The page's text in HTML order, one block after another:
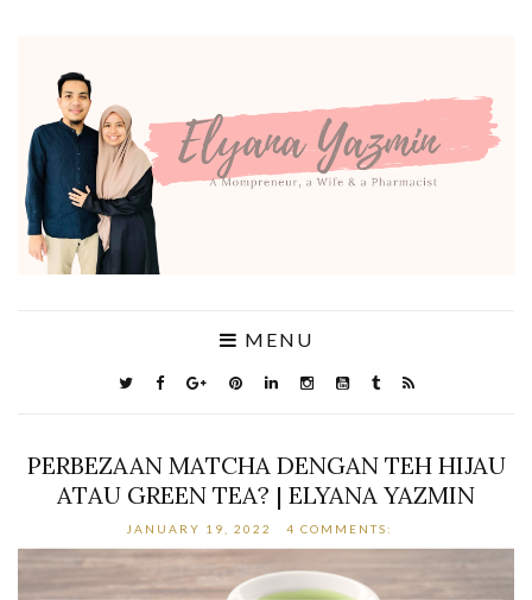
MENU
PERBEZAAN MATCHA DENGAN TEH HIJAU
ATAU GREEN TEA? | ELYANA YAZMIN
JANUARY 19, 2022 4 COMMENTS: